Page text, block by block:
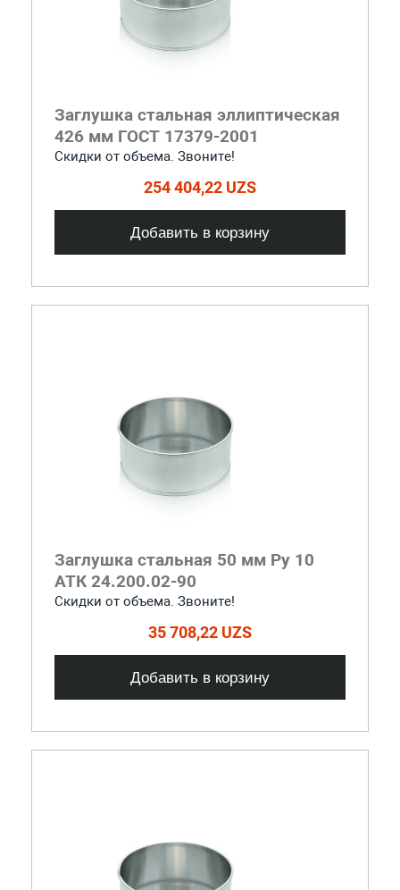
Заглушка стальная эллиптическая
426 мм ГОСТ 17379-2001
Скидки от объема. Звоните!
254 404,22 UZS
Добавить в корзину
Заглушка стальная 50 мм Ру 10
АТК 24.200.02-90
Скидки от объема. Звоните!
35 708,22 UZS
Добавить в корзину